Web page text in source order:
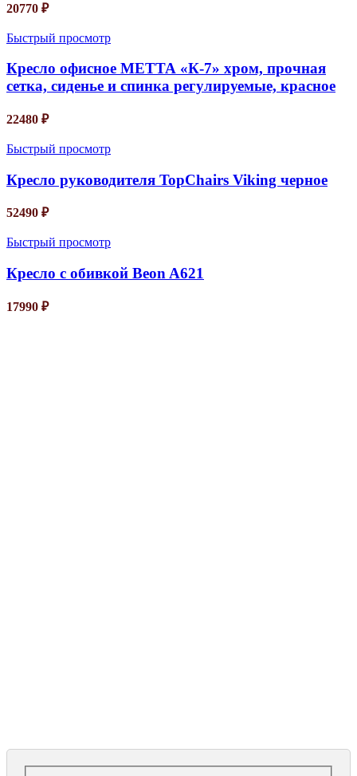
20770 ₽
Быстрый просмотр
Кресло офисное МЕТТА «К-7» хром, прочная
сетка, сиденье и спинка регулируемые, красное
22480 ₽
Быстрый просмотр
Кресло руководителя TopChairs Viking черное
52490 ₽
Быстрый просмотр
Кресло с обивкой Beon A621
17990 ₽